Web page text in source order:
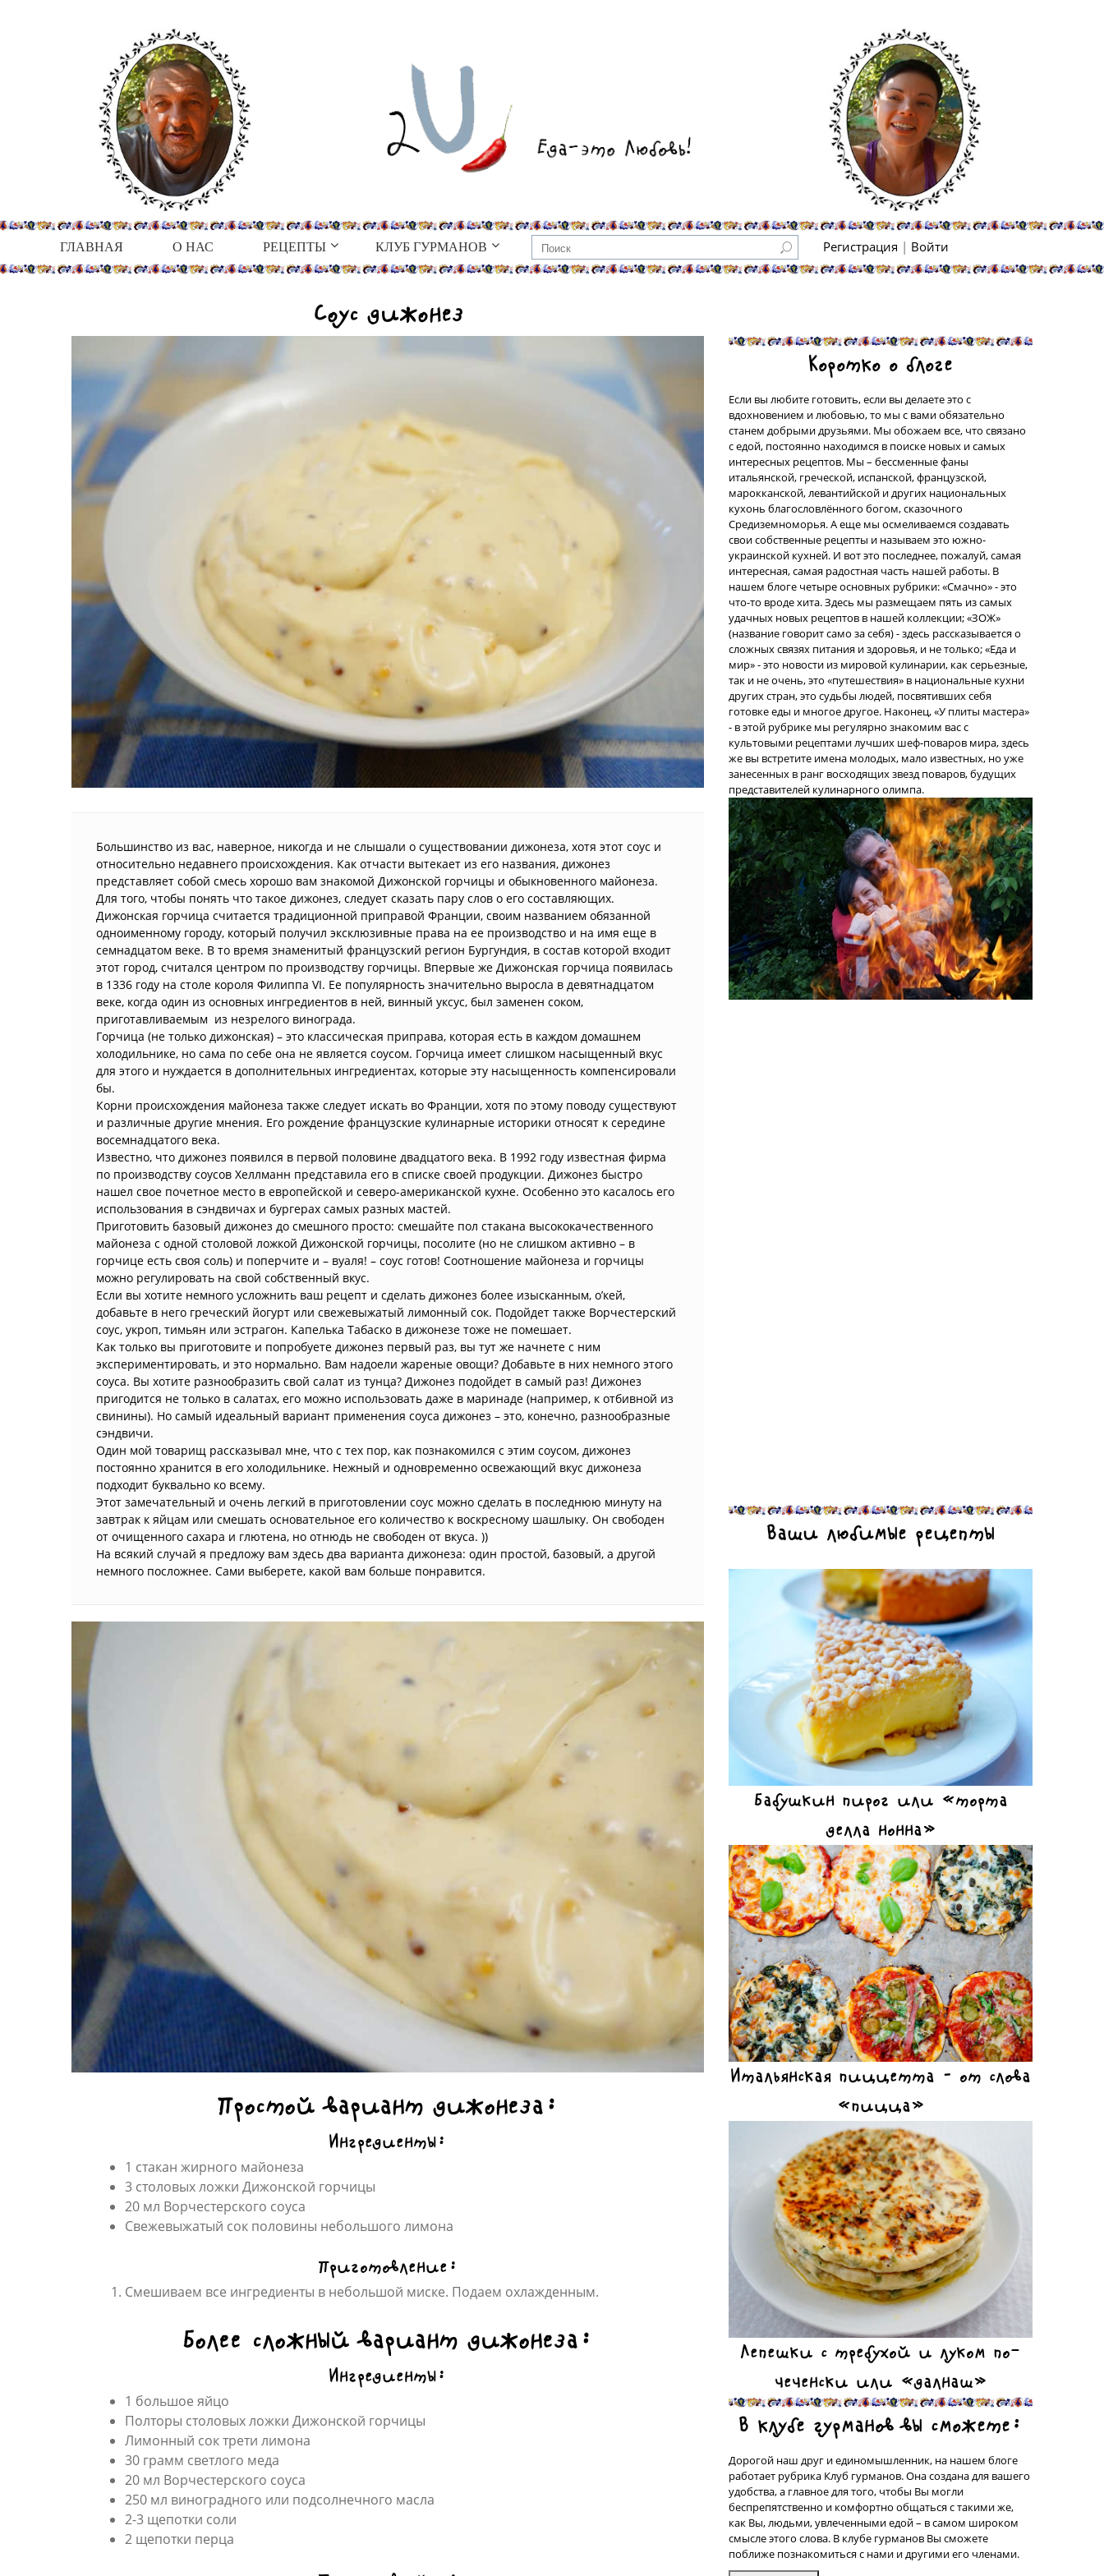
Регистрация | Войти
ГЛАВНАЯ О НАС РЕЦЕПТЫ КЛУБ ГУРМАНОВ
Соус дижонез
Большинство из вас, наверное, никогда и не слышали о существовании дижонеза, хотя этот соус и
относительно недавнего происхождения. Как отчасти вытекает из его названия, дижонез
представляет собой смесь хорошо вам знакомой Дижонской горчицы и обыкновенного майонеза.
Для того, чтобы понять что такое дижонез, следует сказать пару слов о его составляющих.
Дижонская горчица считается традиционной приправой Франции, своим названием обязанной
одноименному городу, который получил эксклюзивные права на ее производство и на имя еще в
семнадцатом веке. В то время знаменитый французский регион Бургундия, в состав которой входит
этот город, считался центром по производству горчицы. Впервые же Дижонская горчица появилась
в 1336 году на столе короля Филиппа VI. Ее популярность значительно выросла в девятнадцатом
веке, когда один из основных ингредиентов в ней, винный уксус, был заменен соком,
приготавливаемым из незрелого винограда.
Горчица (не только дижонская) – это классическая приправа, которая есть в каждом домашнем
холодильнике, но сама по себе она не является соусом. Горчица имеет слишком насыщенный вкус
для этого и нуждается в дополнительных ингредиентах, которые эту насыщенность компенсировали
бы.
Корни происхождения майонеза также следует искать во Франции, хотя по этому поводу существуют
и различные другие мнения. Его рождение французские кулинарные историки относят к середине
восемнадцатого века.
Известно, что дижонез появился в первой половине двадцатого века. В 1992 году известная фирма
по производству соусов Хеллманн представила его в списке своей продукции. Дижонез быстро
нашел свое почетное место в европейской и северо-американской кухне. Особенно это касалось его
использования в сэндвичах и бургерах самых разных мастей.
Приготовить базовый дижонез до смешного просто: смешайте пол стакана высококачественного
майонеза с одной столовой ложкой Дижонской горчицы, посолите (но не слишком активно – в
горчице есть своя соль) и поперчите и – вуаля! – соус готов! Соотношение майонеза и горчицы
можно регулировать на свой собственный вкус.
Если вы хотите немного усложнить ваш рецепт и сделать дижонез более изысканным, о’кей,
добавьте в него греческий йогурт или свежевыжатый лимонный сок. Подойдет также Ворчестерский
соус, укроп, тимьян или эстрагон. Капелька Табаско в дижонезе тоже не помешает.
Как только вы приготовите и попробуете дижонез первый раз, вы тут же начнете с ним
экспериментировать, и это нормально. Вам надоели жареные овощи? Добавьте в них немного этого
соуса. Вы хотите разнообразить свой салат из тунца? Дижонез подойдет в самый раз! Дижонез
пригодится не только в салатах, его можно использовать даже в маринаде (например, к отбивной из
свинины). Но самый идеальный вариант применения соуса дижонез – это, конечно, разнообразные
сэндвичи.
Один мой товарищ рассказывал мне, что с тех пор, как познакомился с этим соусом, дижонез
постоянно хранится в его холодильнике. Нежный и одновременно освежающий вкус дижонеза
подходит буквально ко всему.
Этот замечательный и очень легкий в приготовлении соус можно сделать в последнюю минуту на
завтрак к яйцам или смешать основательное его количество к воскресному шашлыку. Он свободен
от очищенного сахара и глютена, но отнюдь не свободен от вкуса. ))
На всякий случай я предложу вам здесь два варианта дижонеза: один простой, базовый, а другой
немного посложнее. Сами выберете, какой вам больше понравится.
Простой вариант дижонеза:
Ингредиенты:
1 стакан жирного майонеза
3 столовых ложки Дижонской горчицы
20 мл Ворчестерского соуса
Свежевыжатый сок половины небольшого лимона
Приготовление:
Смешиваем все ингредиенты в небольшой миске. Подаем охлажденным.
Более сложный вариант дижонеза:
Ингредиенты:
1 большое яйцо
Полторы столовых ложки Дижонской горчицы
Лимонный сок трети лимона
30 грамм светлого меда
20 мл Ворчестерского соуса
250 мл виноградного или подсолнечного масла
2-3 щепотки соли
2 щепотки перца
Коротко о блоге
Если вы любите готовить, если вы делаете это с
вдохновением и любовью, то мы с вами обязательно
станем добрыми друзьями. Мы обожаем все, что связано
с едой, постоянно находимся в поиске новых и самых
интересных рецептов. Мы – бессменные фаны
итальянской, греческой, испанской, французской,
марокканской, левантийской и других национальных
кухонь благословлённого богом, сказочного
Средиземноморья. А еще мы осмеливаемся создавать
свои собственные рецепты и называем это южно-
украинской кухней. И вот это последнее, пожалуй, самая
интересная, самая радостная часть нашей работы. В
нашем блоге четыре основных рубрики: «Смачно» - это
что-то вроде хита. Здесь мы размещаем пять из самых
удачных новых рецептов в нашей коллекции; «ЗОЖ»
(название говорит само за себя) - здесь рассказывается о
сложных связях питания и здоровья, и не только; «Еда и
мир» - это новости из мировой кулинарии, как серьезные,
так и не очень, это «путешествия» в национальные кухни
других стран, это судьбы людей, посвятивших себя
готовке еды и многое другое. Наконец, «У плиты мастера»
- в этой рубрике мы регулярно знакомим вас с
культовыми рецептами лучших шеф-поваров мира, здесь
же вы встретите имена молодых, мало известных, но уже
занесенных в ранг восходящих звезд поваров, будущих
представителей кулинарного олимпа.
Ваши любимые рецепты
Бабушкин пирог или «торта
делла нонна»
Итальянская пиццетта – от слова
«пицца»
Лепешки с требухой и луком по-
чеченски или «далнаш»
В клубе гурманов вы сможете:
Дорогой наш друг и единомышленник, на нашем блоге
работает рубрика Клуб гурманов. Она создана для вашего
удобства, а главное для того, чтобы Вы могли
беспрепятственно и комфортно общаться с такими же,
как Вы, людьми, увлеченными едой – в самом широком
смысле этого слова. В клубе гурманов Вы сможете
поближе познакомиться с нами и другими его членами.